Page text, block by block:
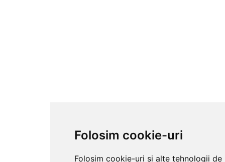
Folosim cookie-uri
Folosim cookie-uri și alte tehnologii de